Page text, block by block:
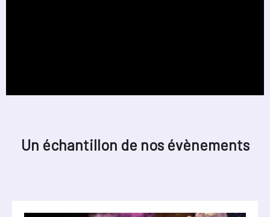
Un échantillon de nos évènements